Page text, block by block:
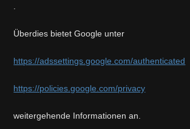
Überdies bietet Google unter
https://adssettings.google.com/authenticated
https://policies.google.com/privacy
weitergehende Informationen an.